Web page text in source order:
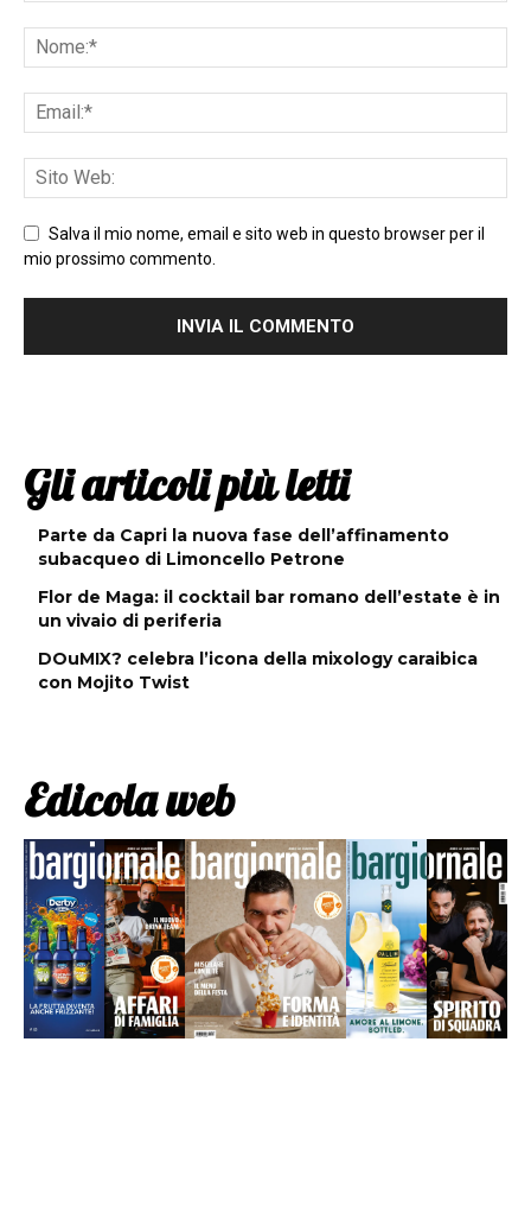
Salva il mio nome, email e sito web in questo browser per il
mio prossimo commento.
Gli articoli più letti
Parte da Capri la nuova fase dell’affinamento
subacqueo di Limoncello Petrone
Flor de Maga: il cocktail bar romano dell’estate è in
un vivaio di periferia
DOuMIX? celebra l’icona della mixology caraibica
con Mojito Twist
Edicola web